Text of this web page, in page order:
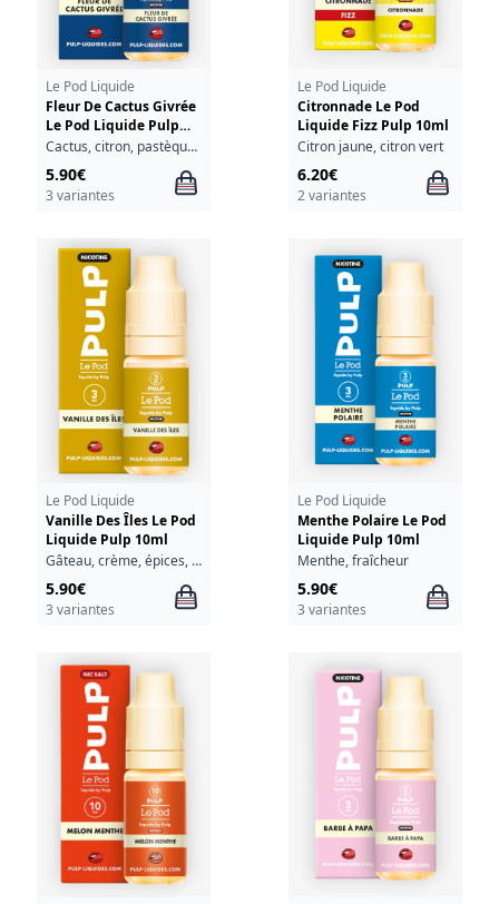
Le Pod Liquide
Fleur De Cactus Givrée
Le Pod Liquide Pulp
10ml
Cactus, citron, pastèque, fraîcheur
5.90€
3 variantes
Le Pod Liquide
Citronnade Le Pod
Liquide Fizz Pulp 10ml
Citron jaune, citron vert
6.20€
2 variantes
Le Pod Liquide
Vanille Des Îles Le Pod
Liquide Pulp 10ml
Gâteau, crème, épices, vanille
5.90€
3 variantes
Le Pod Liquide
Menthe Polaire Le Pod
Liquide Pulp 10ml
Menthe, fraîcheur
5.90€
3 variantes